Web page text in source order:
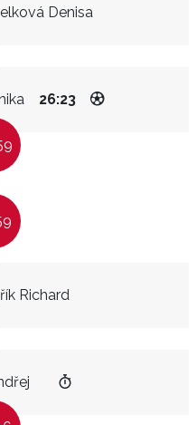
Denisa
26:23
Richard